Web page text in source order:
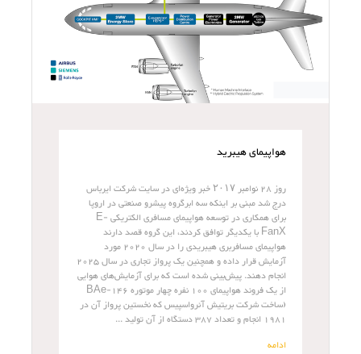
هواپیمای هیبرید
روز 28 نوامبر ۲۰۱۷ خبر ویژه‌ای در سایت شرکت ایرباس
درج شد مبنی بر اینکه سه ابرگروه پیشرو صنعتی در اروپا
برای همکاری در توسعه هواپیمای مسافری الکتریکی E-
FanX با یکدیگر توافق کردند، این گروه قصد دارند
هواپیمای مسافربری هیبریدی را در سال 2020 مورد
آزمایش قرار داده و همچنین یک پرواز تجاری در سال 2025
انجام دهند. پیش‌بینی شده است که برای آزمایش‌های هوایی
از یک فروند هواپیمای 100 نفره چهار موتوره BAe-146
(ساخت شرکت بریتیش آئرواسپیس که نخستین پرواز آن در
1981 انجام و تعداد 387 دستگاه از آن تولید ...
ادامه